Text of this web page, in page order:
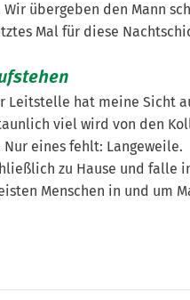
übergeben den Mann
Mal für diese
hat meine Sicht
viel wird von den
eines fehlt: Langeweile.
zu Hause und falle
Menschen in und um